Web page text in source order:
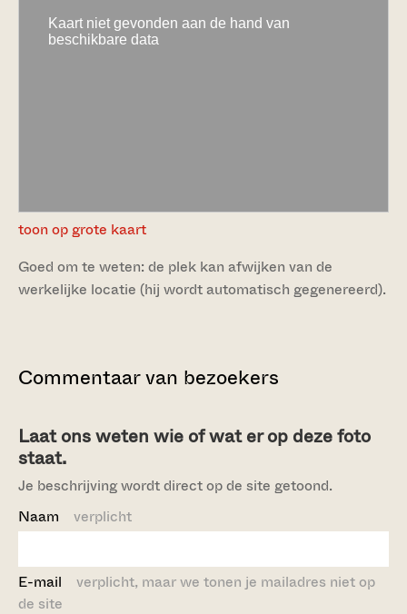
toon op grote kaart
Goed om te weten: de plek kan afwijken van de
werkelijke locatie (hij wordt automatisch gegenereerd).
Commentaar van bezoekers
Laat ons weten wie of wat er op deze foto
staat.
Je beschrijving wordt direct op de site getoond.
Naam verplicht
E-mail verplicht, maar we tonen je mailadres niet op
de site